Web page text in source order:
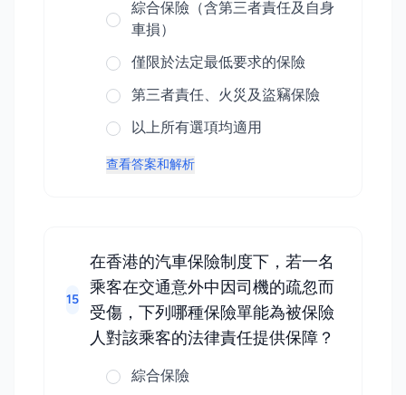
綜合保險（含第三者責任及自身
車損）
僅限於法定最低要求的保險
第三者責任、火災及盜竊保險
以上所有選項均適用
查看答案和解析
15
在香港的汽車保險制度下，若一名
乘客在交通意外中因司機的疏忽而
受傷，下列哪種保險單能為被保險
人對該乘客的法律責任提供保障？
綜合保險